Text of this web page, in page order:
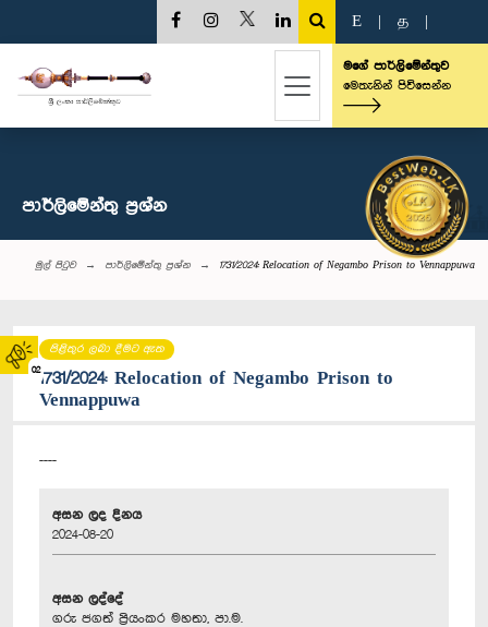
02
E த
මගේ පාර්ලිමේන්තුව
මෙතැනින් පිවිසෙන්න
පාර්ලි‌මේන්තු‌ ප්‍රශ්න
මුල් පිටුව පාර්ලි‌මේන්තු‌ ප්‍රශ්න 1731/2024: Relocation of Negambo Prison to Vennappuwa
පිළිතුර ලබා දීමට ඇත
1731/2024: Relocation of Negambo Prison to
Vennappuwa
----
අසන ලද දිනය
2024-08-20
අසන ලද්දේ
ගරු ජගත් ප්‍රියංකර මහතා, පා.ම.